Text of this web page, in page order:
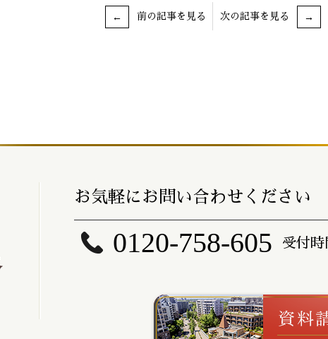
前の記事を見る 次の記事を見る
お気軽にお問い合わせください
0120-758-605 受付時